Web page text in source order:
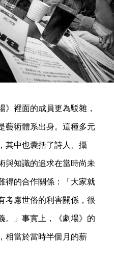
》裡面的成員更為駁雜，
藝術體系出身。這種多元
其中也囊括了詩人、攝
與知識的追求在當時尚未
得的合作關係：「大家就
考慮世俗的利害關係，很
。」事實上，《劇場》的
相當於當時半個月的薪